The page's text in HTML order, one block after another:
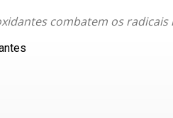
combatem os